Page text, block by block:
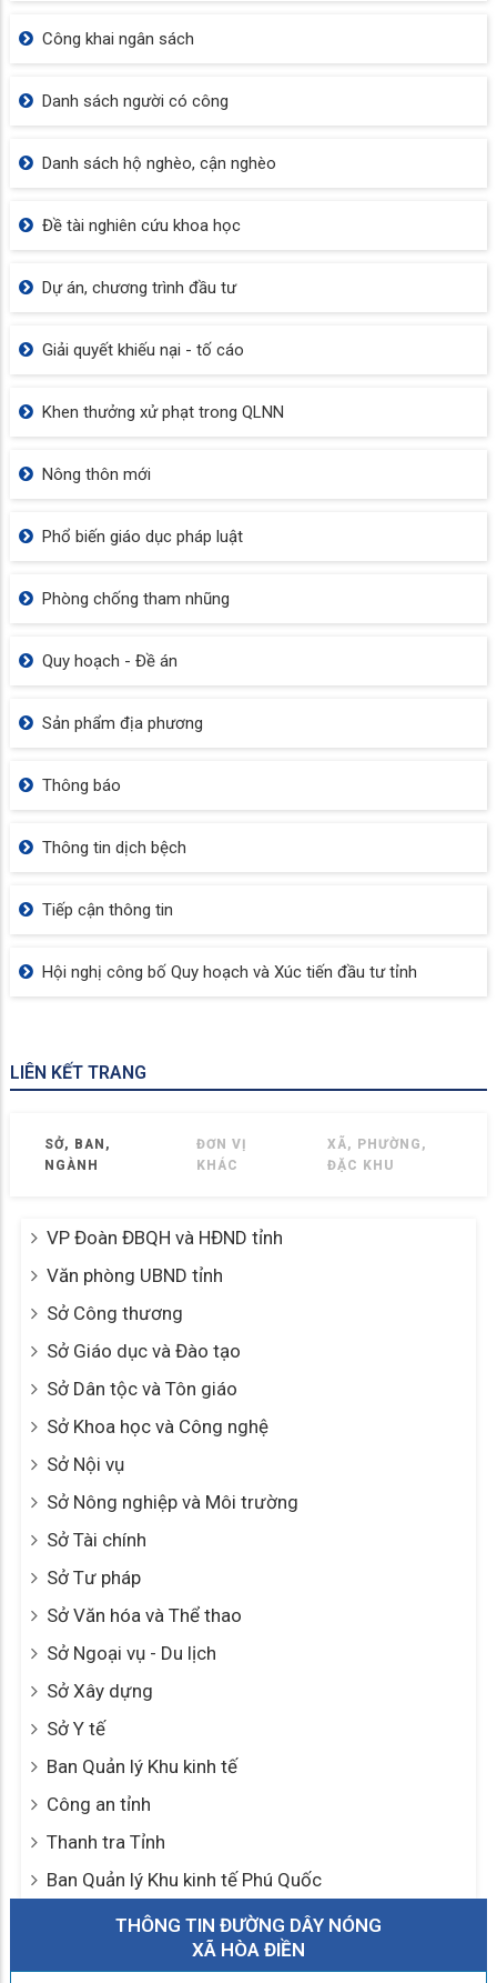
Công khai ngân sách
Danh sách người có công
Danh sách hộ nghèo, cận nghèo
Đề tài nghiên cứu khoa học
Dự án, chương trình đầu tư
Giải quyết khiếu nại - tố cáo
Khen thưởng xử phạt trong QLNN
Nông thôn mới
Phổ biến giáo dục pháp luật
Phòng chống tham nhũng
Quy hoạch - Đề án
Sản phẩm địa phương
Thông báo
Thông tin dịch bệch
Tiếp cận thông tin
Hội nghị công bố Quy hoạch và Xúc tiến đầu tư tỉnh
LIÊN KẾT TRANG
SỞ, BAN,
NGÀNH
ĐƠN VỊ
KHÁC
XÃ, PHƯỜNG,
ĐẶC KHU
VP Đoàn ĐBQH và HĐND tỉnh
Văn phòng UBND tỉnh
Sở Công thương
Sở Giáo dục và Đào tạo
Sở Dân tộc và Tôn giáo
Sở Khoa học và Công nghệ
Sở Nội vụ
Sở Nông nghiệp và Môi trường
Sở Tài chính
Sở Tư pháp
Sở Văn hóa và Thể thao
Sở Ngoại vụ - Du lịch
Sở Xây dựng
Sở Y tế
Ban Quản lý Khu kinh tế
Công an tỉnh
Thanh tra Tỉnh
Ban Quản lý Khu kinh tế Phú Quốc
THÔNG TIN ĐƯỜNG DÂY NÓNG
XÃ HÒA ĐIỀN